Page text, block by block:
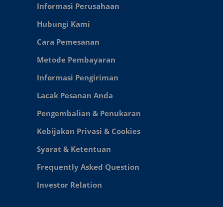
Informasi Perusahaan
Hubungi Kami
Cara Pemesanan
Metode Pembayaran
Informasi Pengiriman
Lacak Pesanan Anda
Pengembalian & Penukaran
Kebijakan Privasi & Cookies
Syarat & Ketentuan
Frequently Asked Question
Investor Relation